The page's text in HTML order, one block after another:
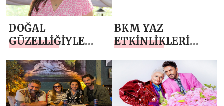
DOĞAL
GÜZELLİĞİYLE
BKM YAZ
ETKİNLİKLERİ
AÇIKHAVA’DA
BAŞLIYOR!